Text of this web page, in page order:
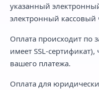
указанный
электронный кассовый
Оплата происходит по
имеет SSL-сертификат),
вашего платежа.
Оплата для